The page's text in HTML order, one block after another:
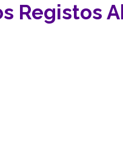
Registos